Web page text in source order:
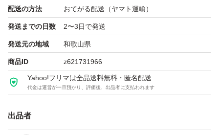
配送の方法 おてがる配送（ヤマト運輸）
発送までの日数 2〜3日で発送
発送元の地域 和歌山県
商品ID z621731966
Yahoo!フリマは全品送料無料・匿名配送
代金は運営が一旦預かり、評価後、出品者に支払われます
出品者